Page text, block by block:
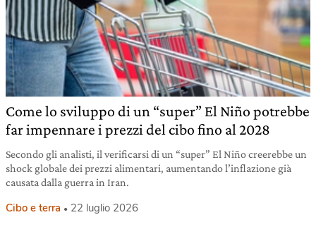
Come lo sviluppo di un “super” El Niño potrebbe
far impennare i prezzi del cibo fino al 2028
Secondo gli analisti, il verificarsi di un “super” El Niño creerebbe un
shock globale dei prezzi alimentari, aumentando l’inflazione già
causata dalla guerra in Iran.
Cibo e terra 22 luglio 2026